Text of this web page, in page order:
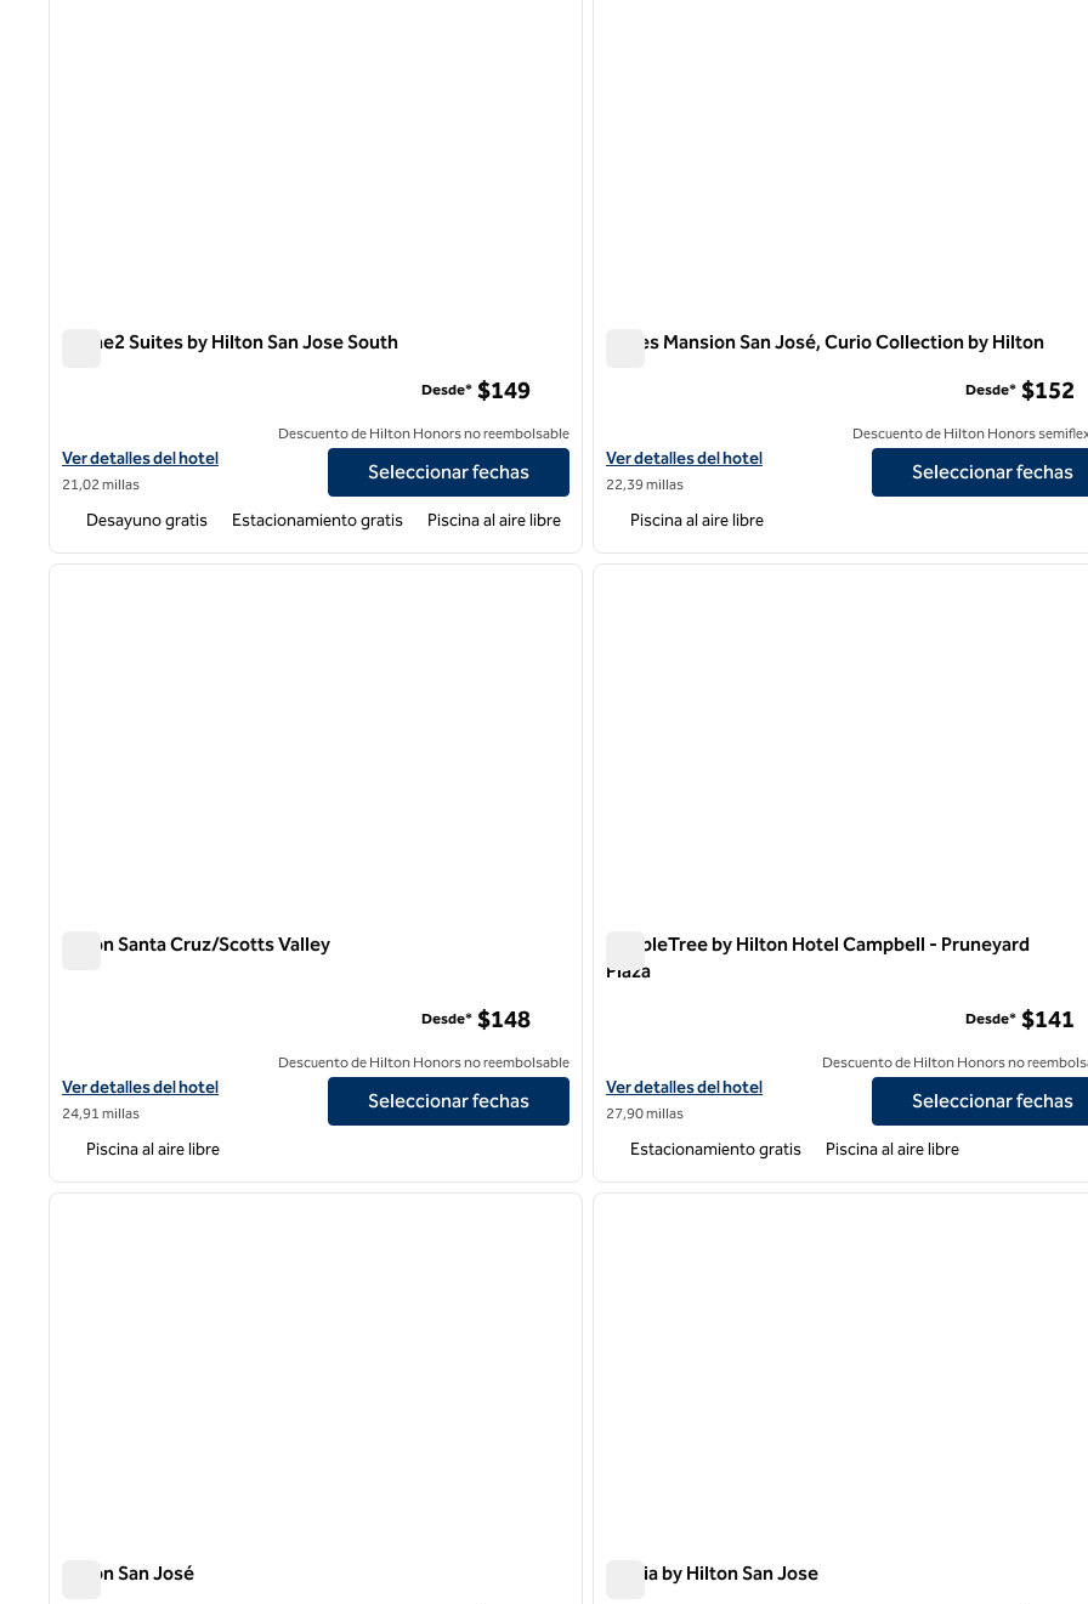
Home2 Suites by Hilton San Jose South
Ver detalles del hotel Home2 Suites by Hilton San Jose South
Ver detalles del hotel
21,02 millas
Desde* $149
Descuento de Hilton Honors no reembolsable
Seleccionar fechas
Desayuno gratis Estacionamiento gratis Piscina al aire libre
Hayes Mansion San José, Curio Collection by Hilton
Ver detalles del hotel Hayes Mansion San Jose, Curio Collection
Ver detalles del hotel
22,39 millas
Desde* $152
Descuento de Hilton Honors
Seleccionar fechas
Piscina al aire libre
1 de 11
siguiente imagen
Hilton Santa Cruz/Scotts Valley
Ver detalles del hotel Hilton Santa Cruz/Scotts Valley
Ver detalles del hotel
24,91 millas
Desde* $148
Descuento de Hilton Honors no reembolsable
Seleccionar fechas
Piscina al aire libre
1 de 12
DoubleTree by Hilton Hotel Campbell - Pruneyard
Plaza
Ver detalles del hotel DoubleTree by Hilton Campbell - Pruneyard
Ver detalles del hotel
27,90 millas
Desde* $141
Descuento de Hilton Honors no
Seleccionar fechas
Estacionamiento gratis Piscina al aire libre
1 de 12
siguiente imagen
Hilton San José
1 de 12
Signia by Hilton San Jose